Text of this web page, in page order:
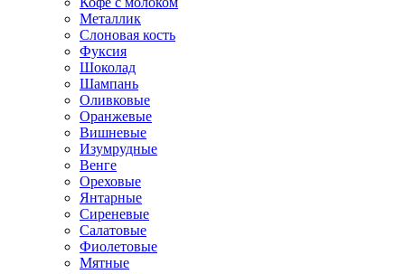
Металлик
Слоновая кость
Фуксия
Шоколад
Шампань
Оливковые
Оранжевые
Вишневые
Изумрудные
Венге
Ореховые
Янтарные
Сиреневые
Салатовые
Фиолетовые
Мятные